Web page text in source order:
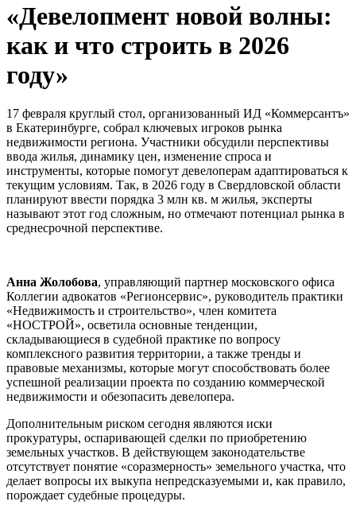
«Девелопмент новой волны:
как и что строить в 2026
году»
17 февраля круглый стол, организованный ИД «Коммерсантъ»
в Екатеринбурге, собрал ключевых игроков рынка
недвижимости региона. Участники обсудили перспективы
ввода жилья, динамику цен, изменение спроса и
инструменты, которые помогут девелоперам адаптироваться к
текущим условиям. Так, в 2026 году в Свердловской области
планируют ввести порядка 3 млн кв. м жилья, эксперты
называют этот год сложным, но отмечают потенциал рынка в
среднесрочной перспективе.
Анна Жолобова, управляющий партнер московского офиса
Коллегии адвокатов «Регионсервис», руководитель практики
«Недвижимость и строительство», член комитета
«НОСТРОЙ», осветила основные тенденции,
складывающиеся в судебной практике по вопросу
комплексного развития территории, а также тренды и
правовые механизмы, которые могут способствовать более
успешной реализации проекта по созданию коммерческой
недвижимости и обезопасить девелопера.
Дополнительным риском сегодня являются иски
прокуратуры, оспаривающей сделки по приобретению
земельных участков. В действующем законодательстве
отсутствует понятие «соразмерность» земельного участка, что
делает вопросы их выкупа непредсказуемыми и, как правило,
порождает судебные процедуры.